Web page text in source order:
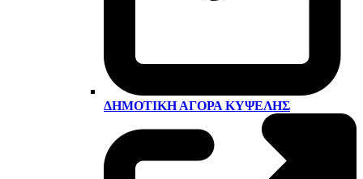
ΔΗΜΟΤΙΚΉ ΑΓΟΡΆ ΚΥΨΈΛΗΣ